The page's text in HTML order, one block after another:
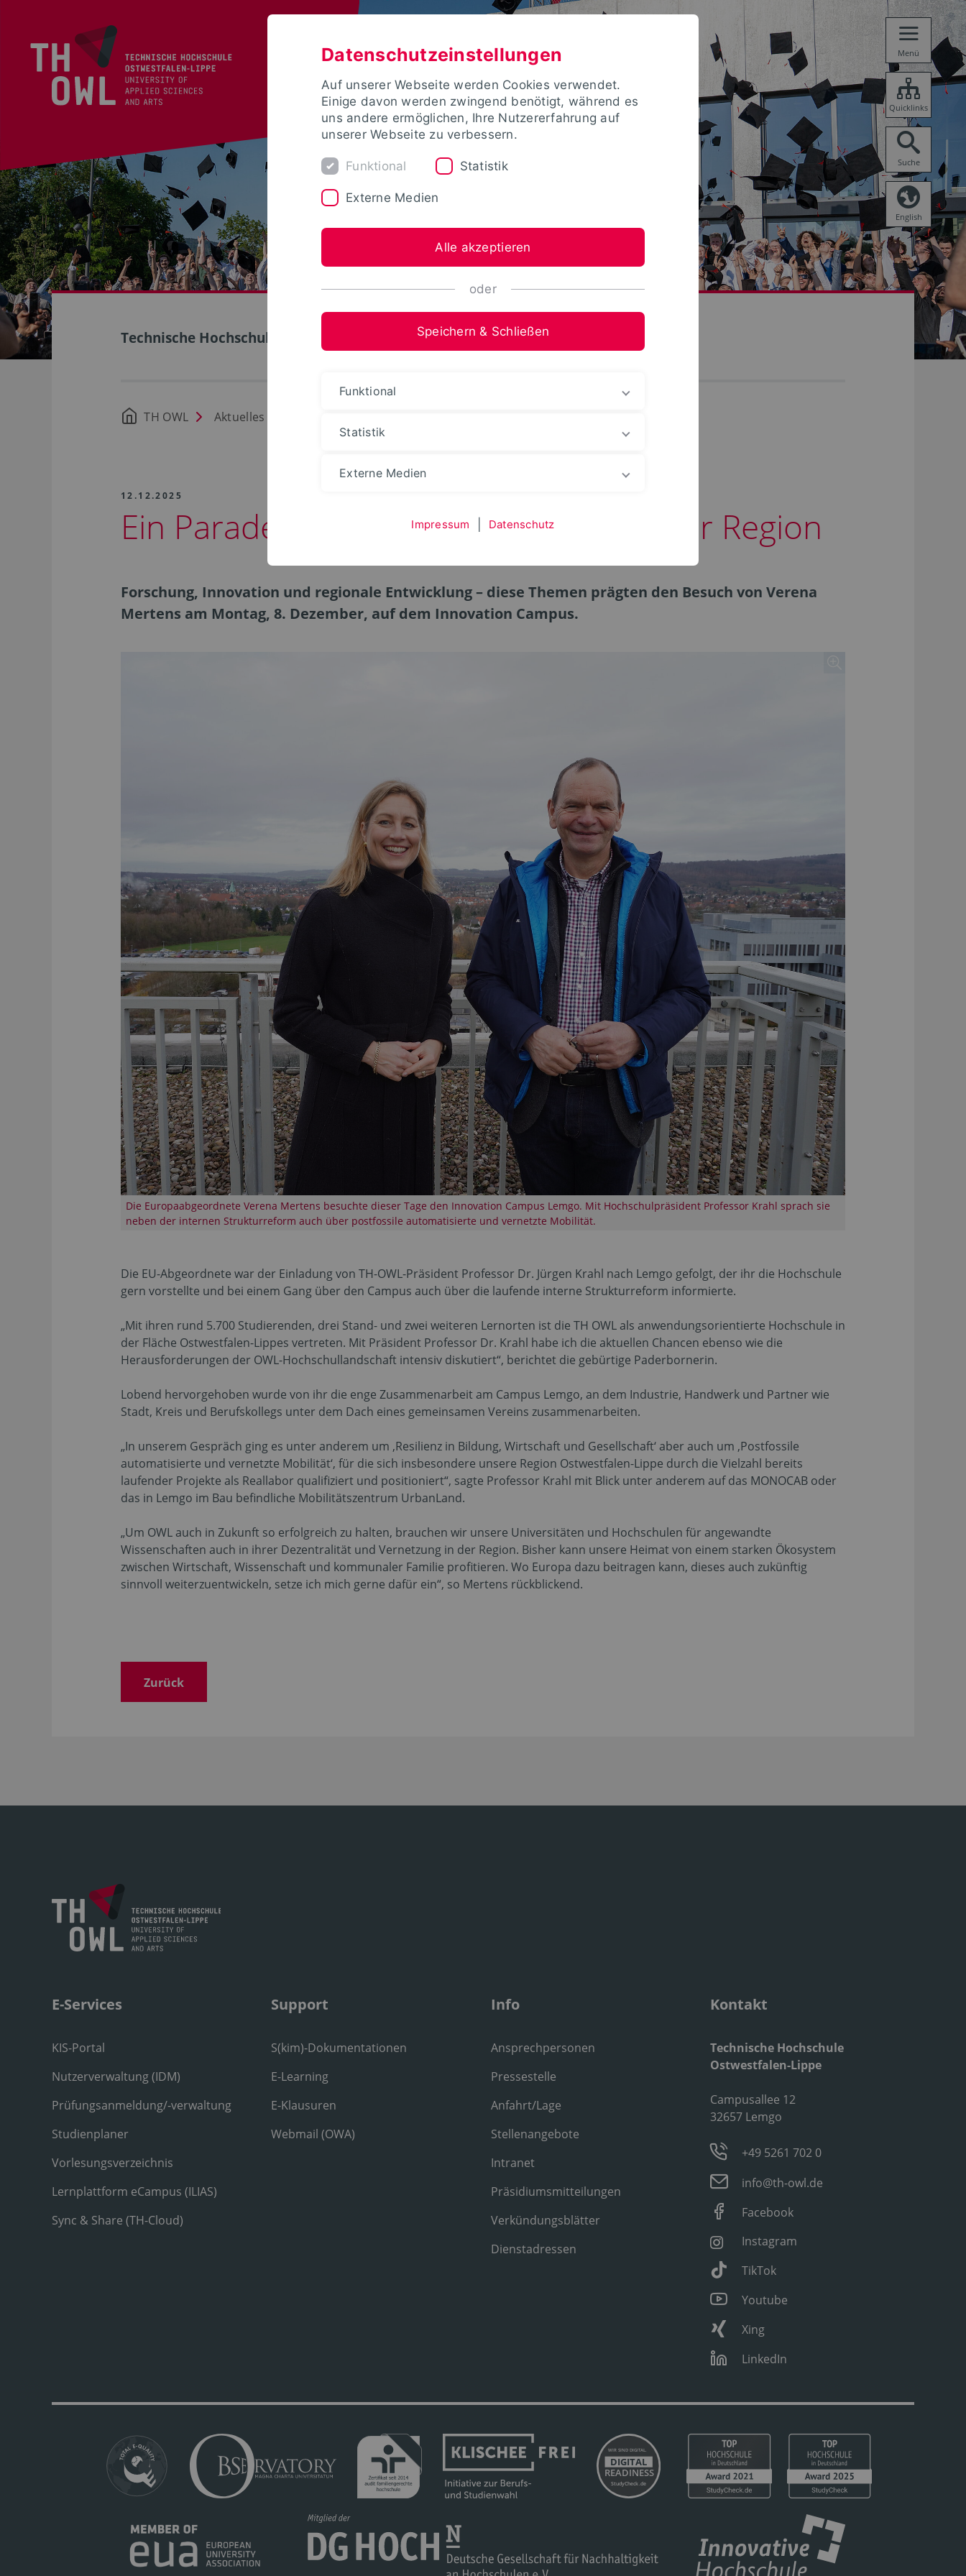
Menü
Quicklinks
Suche
English
Technische Hochschule Ostwestfalen-Lippe
TH OWL Aktuelles
12.12.2025
Ein Paradebeispiel für Vernetzung in der Region
Forschung, Innovation und regionale Entwicklung – diese Themen prägten den Besuch von Verena
Mertens am Montag, 8. Dezember, auf dem Innovation Campus.
Die Europaabgeordnete Verena Mertens besuchte dieser Tage den Innovation Campus Lemgo. Mit Hochschulpräsident Professor Krahl sprach sie
neben der internen Strukturreform auch über postfossile automatisierte und vernetzte Mobilität.
Die EU-Abgeordnete war der Einladung von TH-OWL-Präsident Professor Dr. Jürgen Krahl nach Lemgo gefolgt, der ihr die Hochschule
gern vorstellte und bei einem Gang über den Campus auch über die laufende interne Strukturreform informierte.
„Mit ihren rund 5.700 Studierenden, drei Stand- und zwei weiteren Lernorten ist die TH OWL als anwendungsorientierte Hochschule in
der Fläche Ostwestfalen-Lippes vertreten. Mit Präsident Professor Dr. Krahl habe ich die aktuellen Chancen ebenso wie die
Herausforderungen der OWL-Hochschullandschaft intensiv diskutiert“, berichtet die gebürtige Paderbornerin.
Lobend hervorgehoben wurde von ihr die enge Zusammenarbeit am Campus Lemgo, an dem Industrie, Handwerk und Partner wie
Stadt, Kreis und Berufskollegs unter dem Dach eines gemeinsamen Vereins zusammenarbeiten.
„In unserem Gespräch ging es unter anderem um ‚Resilienz in Bildung, Wirtschaft und Gesellschaft‘ aber auch um ‚Postfossile
automatisierte und vernetzte Mobilität‘, für die sich insbesondere unsere Region Ostwestfalen-Lippe durch die Vielzahl bereits
laufender Projekte als Reallabor qualifiziert und positioniert“, sagte Professor Krahl mit Blick unter anderem auf das MONOCAB oder
das in Lemgo im Bau befindliche Mobilitätszentrum UrbanLand.
„Um OWL auch in Zukunft so erfolgreich zu halten, brauchen wir unsere Universitäten und Hochschulen für angewandte
Wissenschaften auch in ihrer Dezentralität und Vernetzung in der Region. Bisher kann unsere Heimat von einem starken Ökosystem
zwischen Wirtschaft, Wissenschaft und kommunaler Familie profitieren. Wo Europa dazu beitragen kann, dieses auch zukünftig
sinnvoll weiterzuentwickeln, setze ich mich gerne dafür ein“, so Mertens rückblickend.
Zurück
E-Services
KIS-Portal
Nutzerverwaltung (IDM)
Prüfungsanmeldung/-verwaltung
Studienplaner
Vorlesungsverzeichnis
Lernplattform eCampus (ILIAS)
Sync & Share (TH-Cloud)
Support
S(kim)-Dokumentationen
E-Learning
E-Klausuren
Webmail (OWA)
Info
Ansprechpersonen
Pressestelle
Anfahrt/Lage
Stellenangebote
Intranet
Präsidiumsmitteilungen
Verkündungsblätter
Dienstadressen
Kontakt
Technische Hochschule
Ostwestfalen-Lippe
Campusallee 12
32657 Lemgo
+49 5261 702 0
info@th-owl.de
Facebook
Instagram
TikTok
Youtube
Xing
LinkedIn
Datenschutzeinstellungen
Auf unserer Webseite werden Cookies verwendet.
Einige davon werden zwingend benötigt, während es
uns andere ermöglichen, Ihre Nutzererfahrung auf
unserer Webseite zu verbessern.
Funktional Statistik
Externe Medien
Alle akzeptieren
oder
Speichern & Schließen
Funktional
Statistik
Externe Medien
Impressum Datenschutz